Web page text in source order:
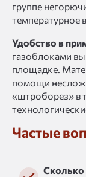
группе
температурное
Удобство в
газоблоками
площадке.
помощи
«штроборез» в
Частые
Сколько